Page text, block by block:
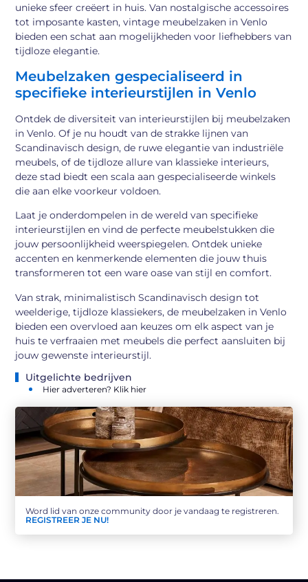
unieke sfeer creëert in huis. Van nostalgische accessoires
tot imposante kasten, vintage meubelzaken in Venlo
bieden een schat aan mogelijkheden voor liefhebbers van
tijdloze elegantie.
Meubelzaken gespecialiseerd in
specifieke interieurstijlen in Venlo
Ontdek de diversiteit van interieurstijlen bij meubelzaken
in Venlo. Of je nu houdt van de strakke lijnen van
Scandinavisch design, de ruwe elegantie van industriële
meubels, of de tijdloze allure van klassieke interieurs,
deze stad biedt een scala aan gespecialiseerde winkels
die aan elke voorkeur voldoen.
Laat je onderdompelen in de wereld van specifieke
interieurstijlen en vind de perfecte meubelstukken die
jouw persoonlijkheid weerspiegelen. Ontdek unieke
accenten en kenmerkende elementen die jouw thuis
transformeren tot een ware oase van stijl en comfort.
Van strak, minimalistisch Scandinavisch design tot
weelderige, tijdloze klassiekers, de meubelzaken in Venlo
bieden een overvloed aan keuzes om elk aspect van je
huis te verfraaien met meubels die perfect aansluiten bij
jouw gewenste interieurstijl.
Uitgelichte bedrijven
Hier adverteren? Klik hier
Word lid van onze community door je vandaag te registreren.
REGISTREER JE NU!